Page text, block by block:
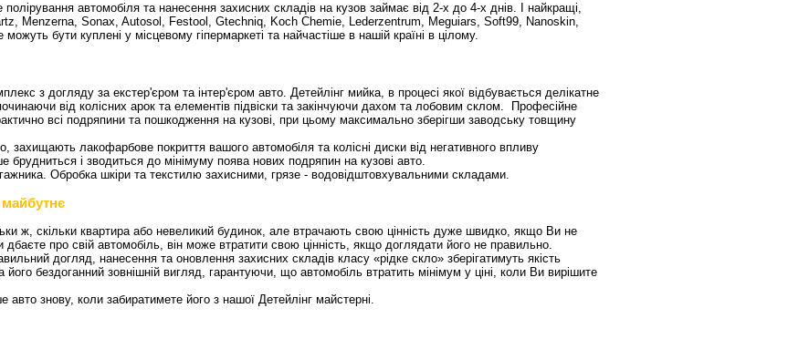
автомобіля та нанесення захисних складів на кузов займає від 2-х до 4-х днів. І найкращі,
Menzerna, Sonax, Autosol, Festool, Gtechniq, Koch Chemie, Lederzentrum, Meguiars, Soft99, Nanoskin,
бути куплені у місцевому гіпермаркеті та найчастіше в нашій країні в цілому.
з догляду за екстер'єром та інтер'єром авто. Детейлінг мийка, в процесі якої відбувається делікатне
від колісних арок та елементів підвіски та закінчуючи дахом та лобовим склом. Професійне
всі подряпини та пошкодження на кузові, при цьому максимально зберігши заводську товщину
захищають лакофарбове покриття вашого автомобіля та колісні диски від негативного впливу
і зводиться до мінімуму поява нових подряпин на кузові авто.
Обробка шкіри та текстилю захисними, грязе - водовідштовхувальними складами.
майбутнє
ж, скільки квартира або невеликий будинок, але втрачають свою цінність дуже швидко, якщо Ви не
дбаєте про свій автомобіль, він може втратити свою цінність, якщо доглядати його не правильно.
догляд, нанесення та оновлення захисних складів класу «рідке скло» зберігатимуть якість
бездоганний зовнішній вигляд, гарантуючи, що автомобіль втратить мінімум у ціні, коли Ви вирішите
знову, коли забиратимете його з нашої Детейлінг майстерні.